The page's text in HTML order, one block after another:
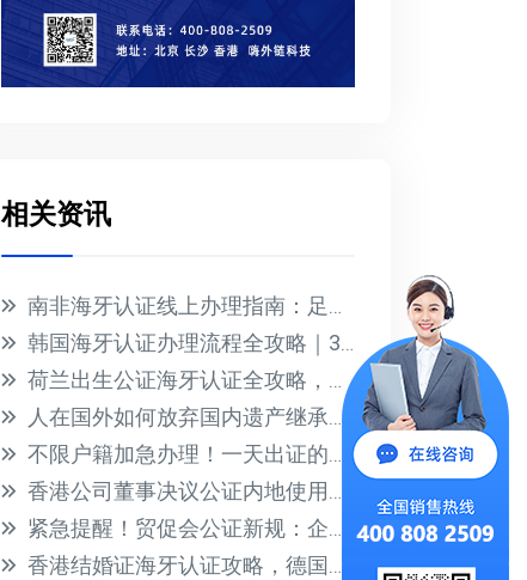
相关资讯
南非海牙认证线上办理指南：足不出户搞定国际文件公证
韩国海牙认证办理流程全攻略｜3步搞定文件公证加签
荷兰出生公证海牙认证全攻略，别再办错了
人在国外如何放弃国内遗产继承权？海牙认证声明书办理指南
不限户籍加急办理！一天出证的国际公证认证指南
香港公司董事决议公证内地使用指南：3步搞定认证流程
紧急提醒！贸促会公证新规：企业信息报告必须补充说明，缺件将影响认证
香港结婚证海牙认证攻略，德国家庭团聚签证一步到位